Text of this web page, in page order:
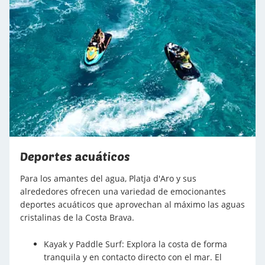
mientras se practica este deporte.
caída libre y disfruta de vistas incomparables de
la Costa Brava mientras desciendes suavemente
con un instructor experimentado.
Deportes acuáticos
Para los amantes del agua, Platja d'Aro y sus
alrededores ofrecen una variedad de emocionantes
deportes acuáticos que aprovechan al máximo las aguas
cristalinas de la Costa Brava.
Kayak y Paddle Surf: Explora la costa de forma
tranquila y en contacto directo con el mar. El